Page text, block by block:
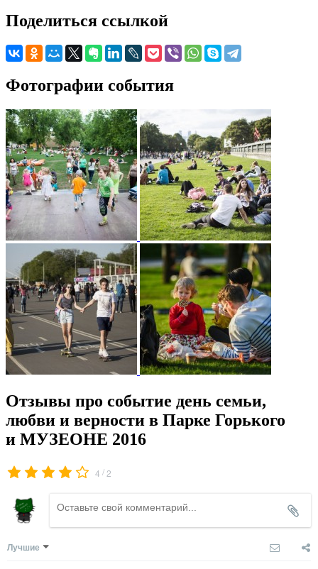
Поделиться ссылкой
Фотографии события
Отзывы про событие день семьи,
любви и верности в Парке Горького
и МУЗЕОНЕ 2016
4 /2
Лучшие